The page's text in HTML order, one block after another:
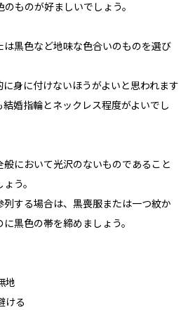
ものが好ましいでしょう。
は黒色など地味な色合いのものを選び
身に付けないほうがよいと思われます
婚指輪とネックレス程度がよいでし
において光沢のないものであること
う。
列する場合は、黒喪服または一つ紋か
黒色の帯を締めましょう。
地
ける